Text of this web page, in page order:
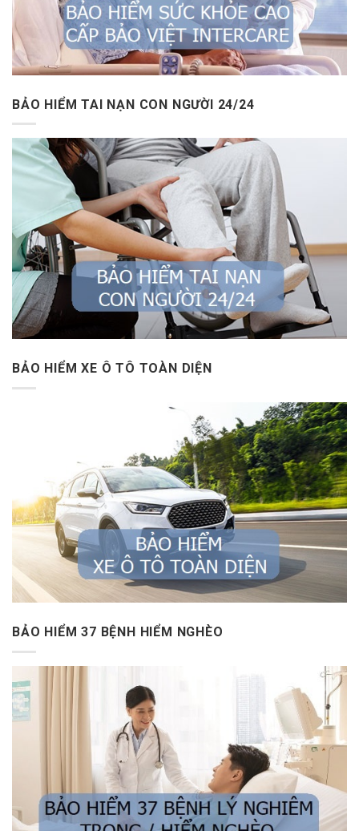
BẢO HIỂM TAI NẠN CON NGƯỜI 24/24
BẢO HIỂM XE Ô TÔ TOÀN DIỆN
BẢO HIỂM 37 BỆNH HIỂM NGHÈO